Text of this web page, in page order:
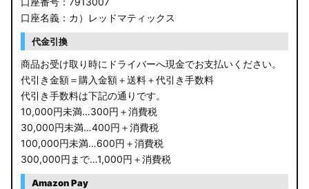
JW5 S660
RP6/7 ステップワゴン
RP1/2 RP3/4 ステップワゴン/スパーダ
RK5/6 ステップワゴンスパーダ
RC1/2 オデッセイ
GB5〜8 フリード
GR フィット
口座名義：カ）レッドマティックス
代金引換
商品お受け取り時にドライバーへ現金でお支払いください。
代引き金額＝購入金額＋送料＋代引き手数料
代引き手数料は下記の通りです。
10,000円未満…300円＋消費税
30,000円未満…400円＋消費税
100,000円未満…600円＋消費税
300,000円まで…1,000円＋消費税
Amazon Pay